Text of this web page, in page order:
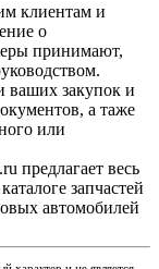
клиентам и
о
принимают,
ваших закупок и
а таже
или
предлагает весь
запчастей
автомобилей